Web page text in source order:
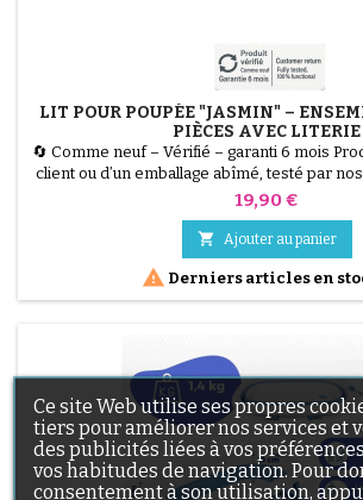
LIT POUR POUPÉE "JASMIN" –
PIÈCES AVEC LITERIE
🔄 Comme neuf – Vérifié – garanti 6 mois
client ou d’un emballage abîmé, testé par
% fonctionnel. Lit pour poupée "Jasmin" en
pour poupées de toutes tailles, favorise
Prix
19,90 €
 Ajouter au panier
 Derniers articles en
Ce site Web utilise ses propres
tiers pour améliorer nos services et
des publicités liées à vos
vos habitudes de navigation. Pour
consentement à son utilisation,